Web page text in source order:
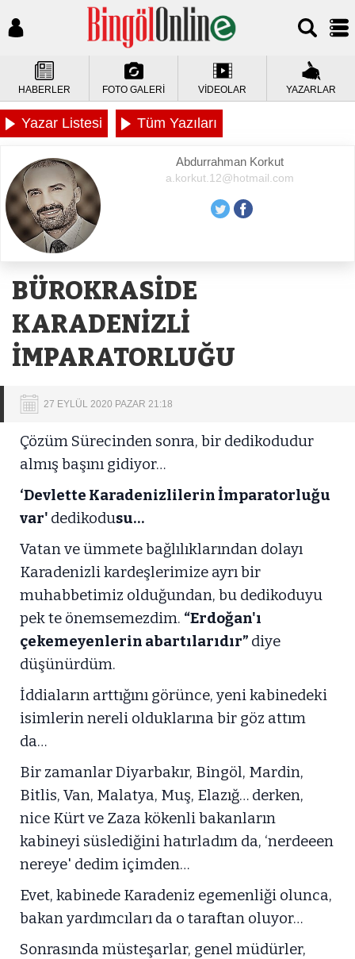
HABERLER FOTO GALERİ VİDEOLAR YAZARLAR
Yazar Listesi Tüm Yazıları
Abdurrahman Korkut
a.korkut.12@hotmail.com
BÜROKRASİDE
KARADENİZLİ
İMPARATORLUĞU
27 EYLÜL 2020 PAZAR 21:18
Çözüm Sürecinden sonra, bir dedikodudur
almış başını gidiyor…
‘Devlette Karadenizlilerin İmparatorluğu
var' dedikodusu…
Vatan ve ümmete bağlılıklarından dolayı
Karadenizli kardeşlerimize ayrı bir
muhabbetimiz olduğundan, bu dedikoduyu
pek te önemsemezdim. “Erdoğan'ı
çekemeyenlerin abartılarıdır” diye
düşünürdüm.
İddiaların arttığını görünce, yeni kabinedeki
isimlerin nereli olduklarına bir göz attım
da…
Bir zamanlar Diyarbakır, Bingöl, Mardin,
Bitlis, Van, Malatya, Muş, Elazığ… derken,
nice Kürt ve Zaza kökenli bakanların
kabineyi süslediğini hatırladım da, ‘nerdeeen
nereye' dedim içimden…
Evet, kabinede Karadeniz egemenliği olunca,
bakan yardımcıları da o taraftan oluyor…
Sonrasında müsteşarlar, genel müdürler,